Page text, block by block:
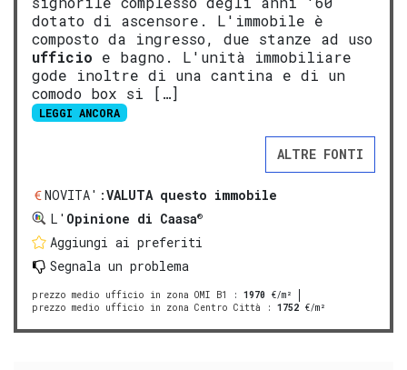
dotato di ascensore. L'immobile è
composto da ingresso, due stanze ad uso
ufficio e bagno. L'unità immobiliare
gode inoltre di una cantina e di un
comodo box si […]
LEGGI ANCORA
ALTRE FONTI
NOVITA':VALUTA questo immobile
L' Opinione di Caasa®
Aggiungi ai preferiti
Segnala un problema
prezzo medio ufficio in zona OMI B1 : 1970 €/m²
prezzo medio ufficio in zona Centro Città : 1752 €/m²